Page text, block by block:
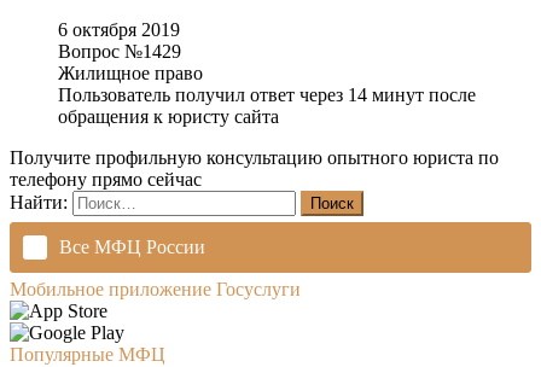
6 октября 2019
Вопрос №1429
Жилищное право
Пользователь получил ответ через 14 минут после
обращения к юристу сайта
Получите профильную консультацию опытного юриста по
телефону прямо сейчас
Найти:
Все МФЦ России
Мобильное приложение Госуслуги
Популярные МФЦ